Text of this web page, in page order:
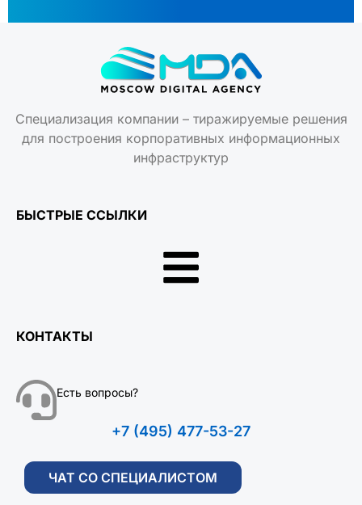
Специализация компании – тиражируемые решения
для построения корпоративных информационных
инфраструктур
БЫСТРЫЕ ССЫЛКИ
КОНТАКТЫ
Есть вопросы?
+7 (495) 477-53-27
ЧАТ СО СПЕЦИАЛИСТОМ